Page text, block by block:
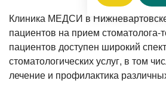
Популярные запросы
Магнитно-резонансная
Прием акушера-гинеколога
Прием кардиолога
Клиника МЕДСИ в
пациентов на прием стоматолога-
пациентов доступен широкий
стоматологических услуг, в том
лечение и профилактика